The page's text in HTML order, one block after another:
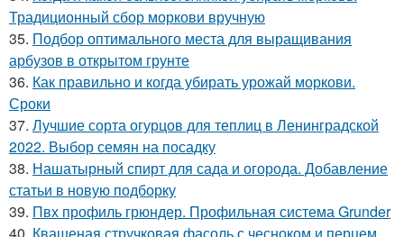
Традиционный сбор моркови вручную
35. Подбор оптимального места для выращивания
арбузов в открытом грунте
36. Как правильно и когда убирать урожай моркови.
Сроки
37. Лучшие сорта огурцов для теплиц в Ленинградской
2022. Выбор семян на посадку
38. Нашатырный спирт для сада и огорода. Добавление
статьи в новую подборку
39. Пвх профиль грюндер. Профильная система Grunder